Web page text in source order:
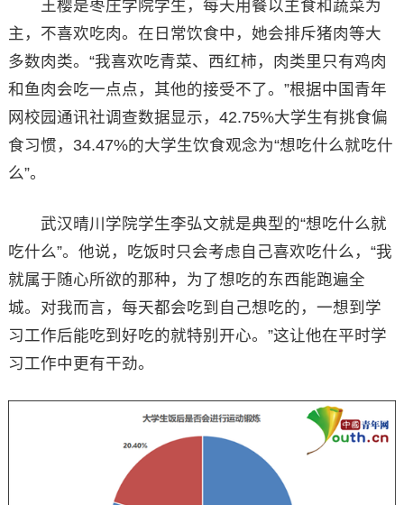
王樱是枣庄学院学生，每天用餐以主食和蔬菜为
主，不喜欢吃肉。在日常饮食中，她会排斥猪肉等大
多数肉类。“我喜欢吃青菜、西红柿，肉类里只有鸡肉
和鱼肉会吃一点点，其他的接受不了。”根据中国青年
网校园通讯社调查数据显示，42.75%大学生有挑食偏
食习惯，34.47%的大学生饮食观念为“想吃什么就吃什
么”。
武汉晴川学院学生李弘文就是典型的“想吃什么就
吃什么”。他说，吃饭时只会考虑自己喜欢吃什么，“我
就属于随心所欲的那种，为了想吃的东西能跑遍全
城。对我而言，每天都会吃到自己想吃的，一想到学
习工作后能吃到好吃的就特别开心。”这让他在平时学
习工作中更有干劲。